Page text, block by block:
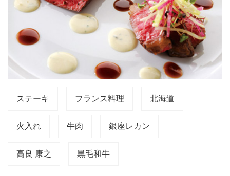
ステーキ フランス料理 北海道
火入れ 牛肉 銀座レカン
高良 康之 黒毛和牛